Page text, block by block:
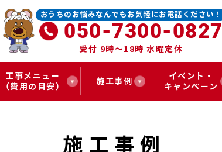
おうちのお悩みなんでもお気軽にお電話ください！
050-7300-0827
受付 9時～18時 水曜定休
工事メニュー
（費用の目安）
施工事例
イベント・
キャンペーン
施工事例